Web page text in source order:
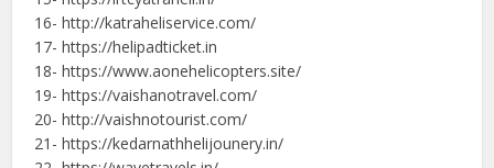
16- http://katraheliservice.com/
17- https://helipadticket.in
18- https://www.aonehelicopters.site/
19- https://vaishanotravel.com/
20- http://vaishnotourist.com/
21- https://kedarnathhelijounery.in/